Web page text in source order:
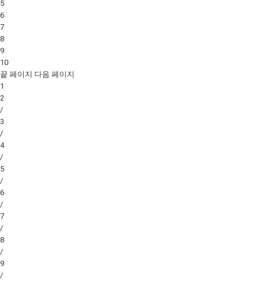
5
6
7
8
9
10
끝 페이지 다음 페이지
1
2
/
3
/
4
/
5
/
6
/
7
/
8
/
9
/